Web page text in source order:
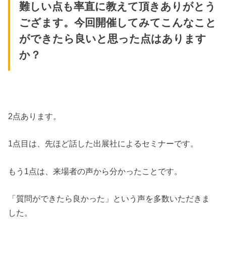
難しい点も率直に教えて頂きありがとう
ござます。今回開催してみてこんなこと
ができたら良いと思った点はあります
か？
2点あります。
1点目は、先ほど話した出展社によるセミナーです。
もう1点は、来場者の声から分かったことです。
「質問ができたら良かった」という声を多数いただきま
した。